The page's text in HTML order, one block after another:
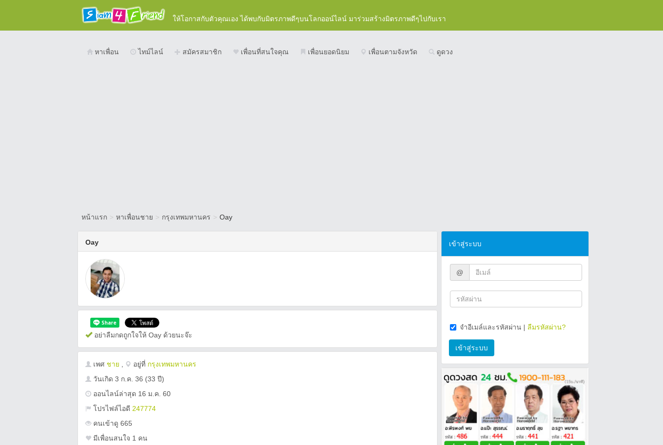
ให้โอกาสกับตัวคุณเอง ได้พบกับมิตรภาพดีๆบนโลกออน์ไลน์ มาร่วมสร้างมิตรภาพดีๆไปกับเรา
หาเพื่อน ไทม์ไลน์ สมัครสมาชิก เพื่อนที่สนใจคุณ เพื่อนยอดนิยม เพื่อนตามจังหวัด ดูดวง
หน้าแรก > หาเพื่อนชาย > กรุงเทพมหานคร > Oay
Oay
อย่าลืมกดถูกใจให้ Oay ด้วยนะจ๊ะ
เพศ ชาย อยู่ที่ กรุงเทพมหานคร
วันเกิด 3 ก.ค. 36 (33 ปี)
ออนไลน์ล่าสุด 16 ม.ค. 60
โปรไฟล์ไอดี 247774
คนเข้าดู 665
มีเพื่อนสนใจ 1 คน
เข้าสู่ระบบ
@
จำอีเมล์และรหัสผ่าน | ลืมรหัสผ่าน?
เข้าสู่ระบบ